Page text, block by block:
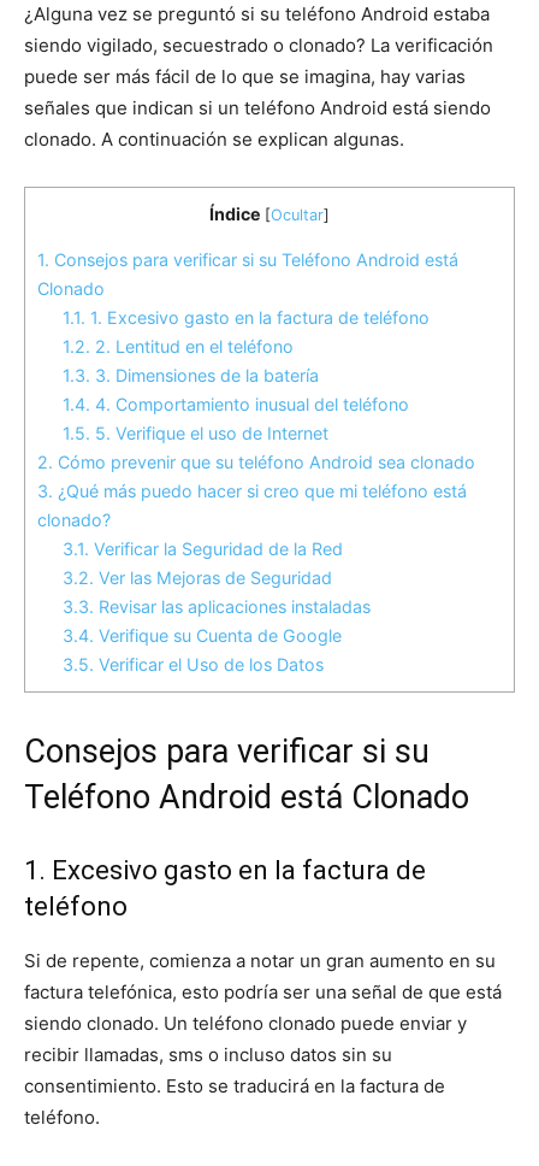
¿Alguna vez se preguntó si su teléfono Android estaba
siendo vigilado, secuestrado o clonado? La verificación
puede ser más fácil de lo que se imagina, hay varias
señales que indican si un teléfono Android está siendo
clonado. A continuación se explican algunas.
Índice [Ocultar]
1. Consejos para verificar si su Teléfono Android está
Clonado
1.1. 1. Excesivo gasto en la factura de teléfono
1.2. 2. Lentitud en el teléfono
1.3. 3. Dimensiones de la batería
1.4. 4. Comportamiento inusual del teléfono
1.5. 5. Verifique el uso de Internet
2. Cómo prevenir que su teléfono Android sea clonado
3. ¿Qué más puedo hacer si creo que mi teléfono está
clonado?
3.1. Verificar la Seguridad de la Red
3.2. Ver las Mejoras de Seguridad
3.3. Revisar las aplicaciones instaladas
3.4. Verifique su Cuenta de Google
3.5. Verificar el Uso de los Datos
Consejos para verificar si su
Teléfono Android está Clonado
1. Excesivo gasto en la factura de
teléfono
Si de repente, comienza a notar un gran aumento en su
factura telefónica, esto podría ser una señal de que está
siendo clonado. Un teléfono clonado puede enviar y
recibir llamadas, sms o incluso datos sin su
consentimiento. Esto se traducirá en la factura de
teléfono.